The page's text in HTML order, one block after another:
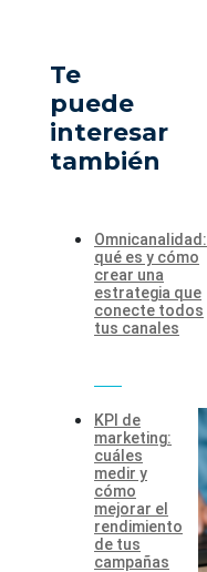
Te
puede
interesar
también
Omnicanalidad:
qué es y cómo
crear una
estrategia que
conecte todos
tus canales
KPI de
marketing:
cuáles
medir y
cómo
mejorar el
rendimiento
de tus
campañas